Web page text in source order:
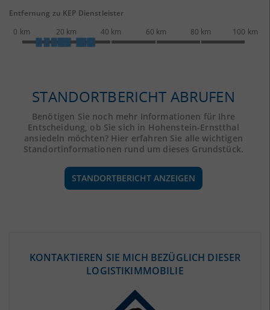
Entfernung zu KEP Dienstleister
0 km
20 km 40 km 60 km 80 km 100 km
STANDORTBERICHT ABRUFEN
Benötigen Sie noch mehr Informationen für Ihre
Entscheidung, ob Sie sich in Hohenstein-Ernstthal
ansiedeln möchten? Hier erfahren Sie alle wichtigen
Standortinformationen rund um dieses Grundstück.
STANDORTBERICHT ANZEIGEN
(STAND: 12/2019)
KONTAKTIEREN SIE MICH BEZÜGLICH DIESER
LOGISTIKIMMOBILIE